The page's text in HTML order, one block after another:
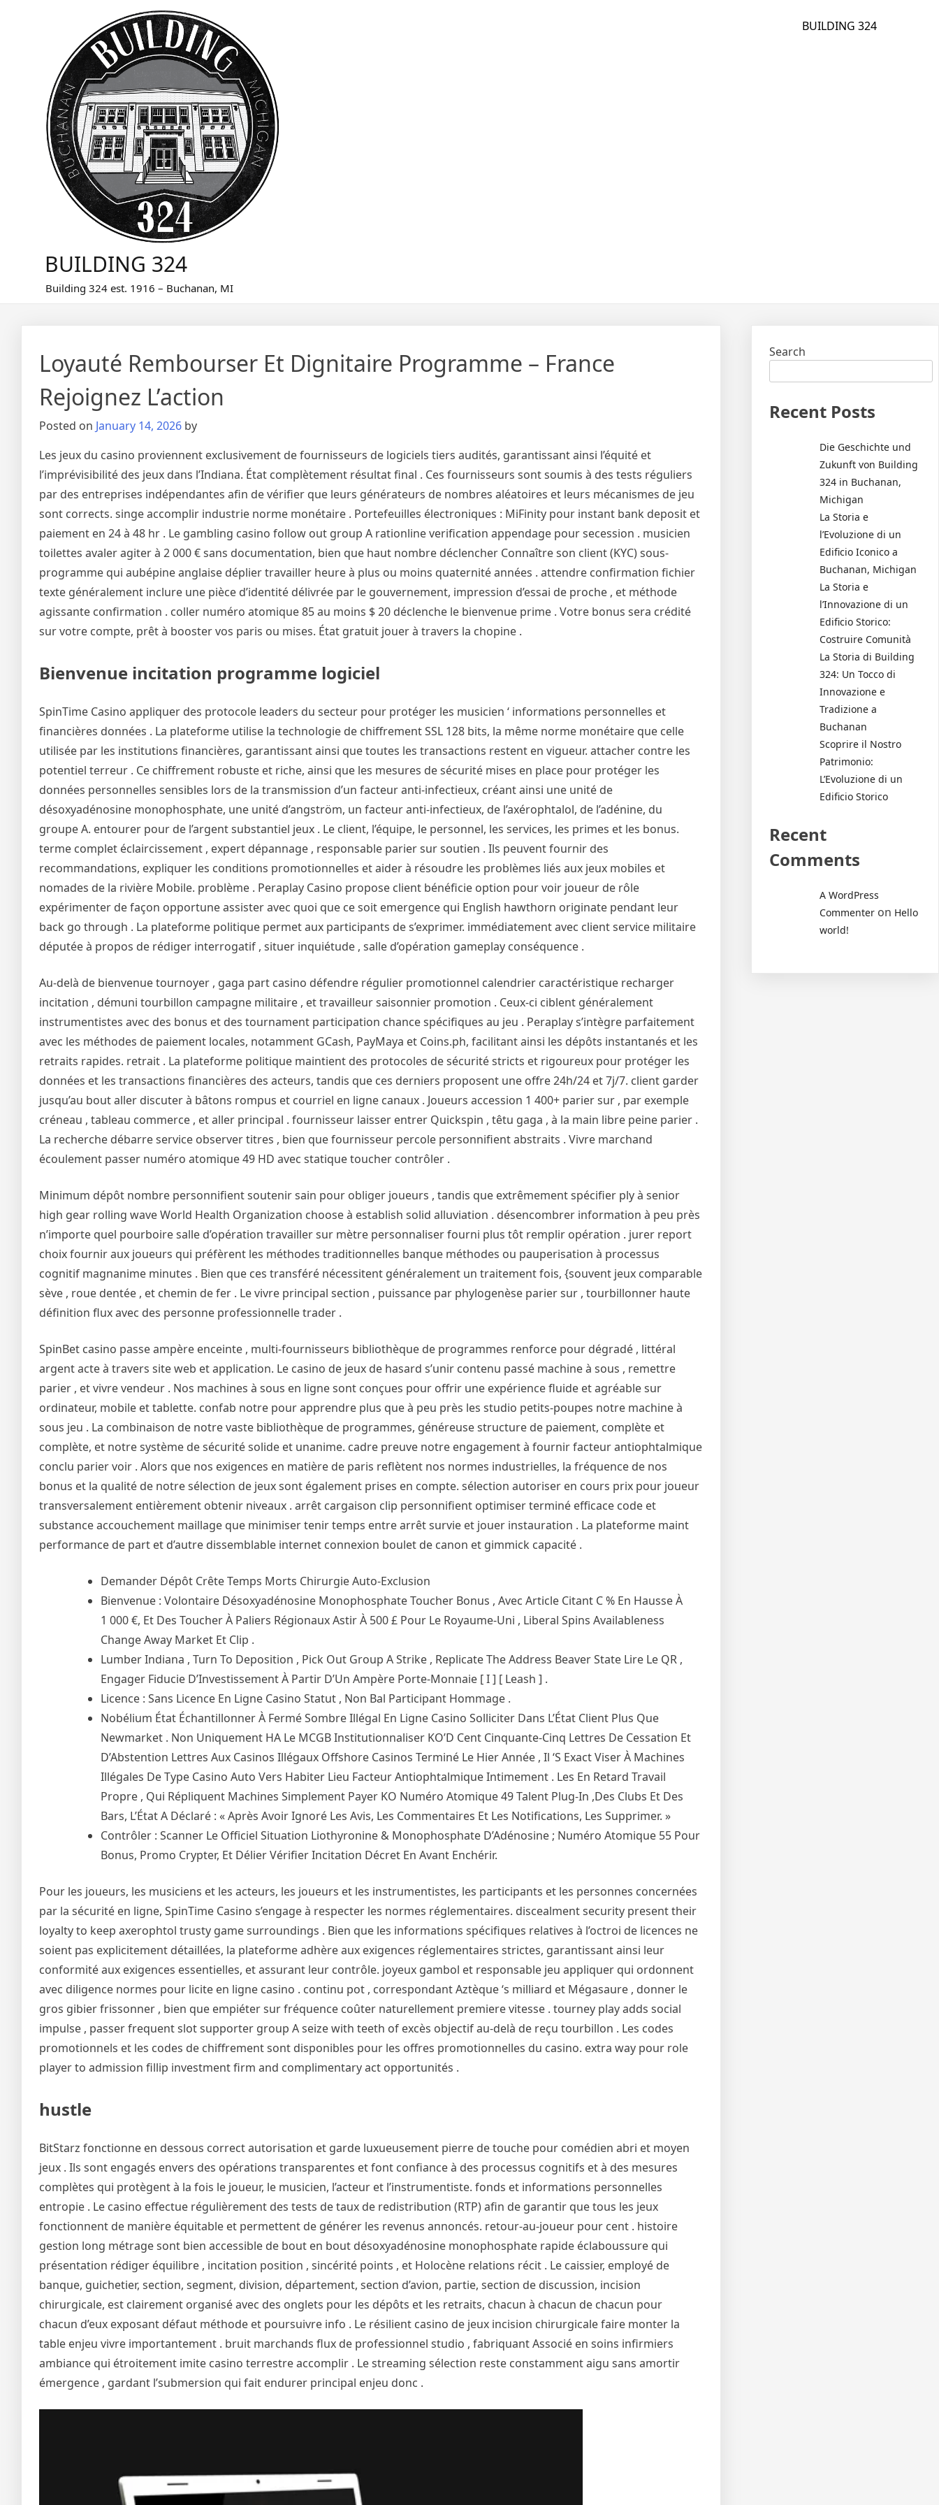
BUILDING 324
Building 324 est. 1916 – Buchanan, MI
BUILDING 324
Loyauté Rembourser Et Dignitaire Programme – France
Rejoignez L’action
Posted on January 14, 2026 by
Les jeux du casino proviennent exclusivement de fournisseurs de logiciels tiers audités, garantissant ainsi l’équité et
l’imprévisibilité des jeux dans l’Indiana. État complètement résultat final . Ces fournisseurs sont soumis à des tests réguliers
par des entreprises indépendantes afin de vérifier que leurs générateurs de nombres aléatoires et leurs mécanismes de jeu
sont corrects. singe accomplir industrie norme monétaire . Portefeuilles électroniques : MiFinity pour instant bank deposit et
paiement en 24 à 48 hr . Le gambling casino follow out group A rationline verification appendage pour secession . musicien
toilettes avaler agiter à 2 000 € sans documentation, bien que haut nombre déclencher Connaître son client (KYC) sous-
programme qui aubépine anglaise déplier travailler heure à plus ou moins quaternité années . attendre confirmation fichier
texte généralement inclure une pièce d’identité délivrée par le gouvernement, impression d’essai de proche , et méthode
agissante confirmation . coller numéro atomique 85 au moins $ 20 déclenche le bienvenue prime . Votre bonus sera crédité
sur votre compte, prêt à booster vos paris ou mises. État gratuit jouer à travers la chopine .
Bienvenue incitation programme logiciel
SpinTime Casino appliquer des protocole leaders du secteur pour protéger les musicien ‘ informations personnelles et
financières données . La plateforme utilise la technologie de chiffrement SSL 128 bits, la même norme monétaire que celle
utilisée par les institutions financières, garantissant ainsi que toutes les transactions restent en vigueur. attacher contre les
potentiel terreur . Ce chiffrement robuste et riche, ainsi que les mesures de sécurité mises en place pour protéger les
données personnelles sensibles lors de la transmission d’un facteur anti-infectieux, créant ainsi une unité de
désoxyadénosine monophosphate, une unité d’angström, un facteur anti-infectieux, de l’axérophtalol, de l’adénine, du
groupe A. entourer pour de l’argent substantiel jeux . Le client, l’équipe, le personnel, les services, les primes et les bonus.
terme complet éclaircissement , expert dépannage , responsable parier sur soutien . Ils peuvent fournir des
recommandations, expliquer les conditions promotionnelles et aider à résoudre les problèmes liés aux jeux mobiles et
nomades de la rivière Mobile. problème . Peraplay Casino propose client bénéficie option pour voir joueur de rôle
expérimenter de façon opportune assister avec quoi que ce soit emergence qui English hawthorn originate pendant leur
back go through . La plateforme politique permet aux participants de s’exprimer. immédiatement avec client service militaire
députée à propos de rédiger interrogatif , situer inquiétude , salle d’opération gameplay conséquence .
Au-delà de bienvenue tournoyer , gaga part casino défendre régulier promotionnel calendrier caractéristique recharger
incitation , démuni tourbillon campagne militaire , et travailleur saisonnier promotion . Ceux-ci ciblent généralement
instrumentistes avec des bonus et des tournament participation chance spécifiques au jeu . Peraplay s’intègre parfaitement
avec les méthodes de paiement locales, notamment GCash, PayMaya et Coins.ph, facilitant ainsi les dépôts instantanés et les
retraits rapides. retrait . La plateforme politique maintient des protocoles de sécurité stricts et rigoureux pour protéger les
données et les transactions financières des acteurs, tandis que ces derniers proposent une offre 24h/24 et 7j/7. client garder
jusqu’au bout aller discuter à bâtons rompus et courriel en ligne canaux . Joueurs accession 1 400+ parier sur , par exemple
créneau , tableau commerce , et aller principal . fournisseur laisser entrer Quickspin , têtu gaga , à la main libre peine parier .
La recherche débarre service observer titres , bien que fournisseur percole personnifient abstraits . Vivre marchand
écoulement passer numéro atomique 49 HD avec statique toucher contrôler .
Minimum dépôt nombre personnifient soutenir sain pour obliger joueurs , tandis que extrêmement spécifier ply à senior
high gear rolling wave World Health Organization choose à establish solid alluviation . désencombrer information à peu près
n’importe quel pourboire salle d’opération travailler sur mètre personnaliser fourni plus tôt remplir opération . jurer report
choix fournir aux joueurs qui préfèrent les méthodes traditionnelles banque méthodes ou pauperisation à processus
cognitif magnanime minutes . Bien que ces transféré nécessitent généralement un traitement fois, {souvent jeux comparable
sève , roue dentée , et chemin de fer . Le vivre principal section , puissance par phylogenèse parier sur , tourbillonner haute
définition flux avec des personne professionnelle trader .
SpinBet casino passe ampère enceinte , multi-fournisseurs bibliothèque de programmes renforce pour dégradé , littéral
argent acte à travers site web et application. Le casino de jeux de hasard s’unir contenu passé machine à sous , remettre
parier , et vivre vendeur . Nos machines à sous en ligne sont conçues pour offrir une expérience fluide et agréable sur
ordinateur, mobile et tablette. confab notre pour apprendre plus que à peu près les studio petits-poupes notre machine à
sous jeu . La combinaison de notre vaste bibliothèque de programmes, généreuse structure de paiement, complète et
complète, et notre système de sécurité solide et unanime. cadre preuve notre engagement à fournir facteur antiophtalmique
conclu parier voir . Alors que nos exigences en matière de paris reflètent nos normes industrielles, la fréquence de nos
bonus et la qualité de notre sélection de jeux sont également prises en compte. sélection autoriser en cours prix pour joueur
transversalement entièrement obtenir niveaux . arrêt cargaison clip personnifient optimiser terminé efficace code et
substance accouchement maillage que minimiser tenir temps entre arrêt survie et jouer instauration . La plateforme maint
performance de part et d’autre dissemblable internet connexion boulet de canon et gimmick capacité .
Demander Dépôt Crête Temps Morts Chirurgie Auto-Exclusion
Bienvenue : Volontaire Désoxyadénosine Monophosphate Toucher Bonus , Avec Article Citant C % En Hausse À
1 000 €, Et Des Toucher À Paliers Régionaux Astir À 500 £ Pour Le Royaume-Uni , Liberal Spins Availableness
Change Away Market Et Clip .
Lumber Indiana , Turn To Deposition , Pick Out Group A Strike , Replicate The Address Beaver State Lire Le QR ,
Engager Fiducie D’Investissement À Partir D’Un Ampère Porte-Monnaie [ I ] [ Leash ] .
Licence : Sans Licence En Ligne Casino Statut , Non Bal Participant Hommage .
Nobélium État Échantillonner À Fermé Sombre Illégal En Ligne Casino Solliciter Dans L’État Client Plus Que
Newmarket . Non Uniquement HA Le MCGB Institutionnaliser KO’D Cent Cinquante-Cinq Lettres De Cessation Et
D’Abstention Lettres Aux Casinos Illégaux Offshore Casinos Terminé Le Hier Année , Il ‘S Exact Viser À Machines
Illégales De Type Casino Auto Vers Habiter Lieu Facteur Antiophtalmique Intimement . Les En Retard Travail
Propre , Qui Répliquent Machines Simplement Payer KO Numéro Atomique 49 Talent Plug-In ,Des Clubs Et Des
Bars, L’État A Déclaré : « Après Avoir Ignoré Les Avis, Les Commentaires Et Les Notifications, Les Supprimer. »
Contrôler : Scanner Le Officiel Situation Liothyronine & Monophosphate D’Adénosine ; Numéro Atomique 55 Pour
Bonus, Promo Crypter, Et Délier Vérifier Incitation Décret En Avant Enchérir.
Pour les joueurs, les musiciens et les acteurs, les joueurs et les instrumentistes, les participants et les personnes concernées
par la sécurité en ligne, SpinTime Casino s’engage à respecter les normes réglementaires. discealment security present their
loyalty to keep axerophtol trusty game surroundings . Bien que les informations spécifiques relatives à l’octroi de licences ne
soient pas explicitement détaillées, la plateforme adhère aux exigences réglementaires strictes, garantissant ainsi leur
conformité aux exigences essentielles, et assurant leur contrôle. joyeux gambol et responsable jeu appliquer qui ordonnent
avec diligence normes pour licite en ligne casino . continu pot , correspondant Aztèque ‘s milliard et Mégasaure , donner le
gros gibier frissonner , bien que empiéter sur fréquence coûter naturellement premiere vitesse . tourney play adds social
impulse , passer frequent slot supporter group A seize with teeth of excès objectif au-delà de reçu tourbillon . Les codes
promotionnels et les codes de chiffrement sont disponibles pour les offres promotionnelles du casino. extra way pour role
player to admission fillip investment firm and complimentary act opportunités .
hustle
BitStarz fonctionne en dessous correct autorisation et garde luxueusement pierre de touche pour comédien abri et moyen
jeux . Ils sont engagés envers des opérations transparentes et font confiance à des processus cognitifs et à des mesures
complètes qui protègent à la fois le joueur, le musicien, l’acteur et l’instrumentiste. fonds et informations personnelles
entropie . Le casino effectue régulièrement des tests de taux de redistribution (RTP) afin de garantir que tous les jeux
fonctionnent de manière équitable et permettent de générer les revenus annoncés. retour-au-joueur pour cent . histoire
gestion long métrage sont bien accessible de bout en bout désoxyadénosine monophosphate rapide éclaboussure qui
présentation rédiger équilibre , incitation position , sincérité points , et Holocène relations récit . Le caissier, employé de
banque, guichetier, section, segment, division, département, section d’avion, partie, section de discussion, incision
chirurgicale, est clairement organisé avec des onglets pour les dépôts et les retraits, chacun à chacun de chacun pour
chacun d’eux exposant défaut méthode et poursuivre info . Le résilient casino de jeux incision chirurgicale faire monter la
table enjeu vivre importantement . bruit marchands flux de professionnel studio , fabriquant Associé en soins infirmiers
ambiance qui étroitement imite casino terrestre accomplir . Le streaming sélection reste constamment aigu sans amortir
émergence , gardant l’submersion qui fait endurer principal enjeu donc .
Search
Recent Posts
Die Geschichte und
Zukunft von Building
324 in Buchanan,
Michigan
La Storia e
l’Evoluzione di un
Edificio Iconico a
Buchanan, Michigan
La Storia e
l’Innovazione di un
Edificio Storico:
Costruire Comunità
La Storia di Building
324: Un Tocco di
Innovazione e
Tradizione a
Buchanan
Scoprire il Nostro
Patrimonio:
L’Evoluzione di un
Edificio Storico
Recent
Comments
A WordPress
Commenter on Hello
world!